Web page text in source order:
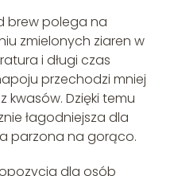
brew polega na
zmielonych ziaren w
i długi czas
przechodzi mniej
Dzięki temu
łagodniejsza dla
parzona na gorąco.
dla osób